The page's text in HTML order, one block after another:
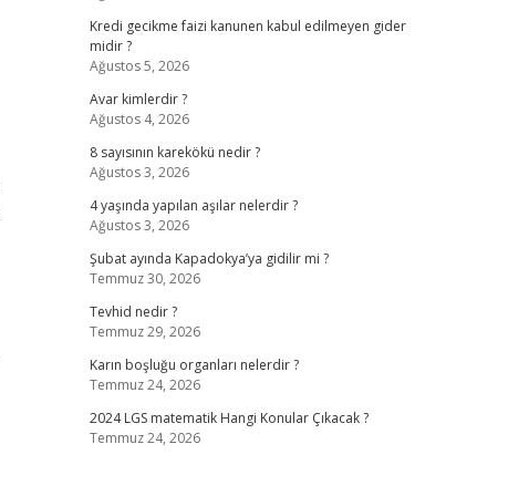
Kredi gecikme faizi kanunen kabul edilmeyen gider
midir ?
Ağustos 5, 2026
Avar kimlerdir ?
Ağustos 4, 2026
8 sayısının karekökü nedir ?
Ağustos 3, 2026
4 yaşında yapılan aşılar nelerdir ?
Ağustos 3, 2026
Şubat ayında Kapadokya’ya gidilir mi ?
Temmuz 30, 2026
Tevhid nedir ?
Temmuz 29, 2026
Karın boşluğu organları nelerdir ?
Temmuz 24, 2026
2024 LGS matematik Hangi Konular Çıkacak ?
Temmuz 24, 2026